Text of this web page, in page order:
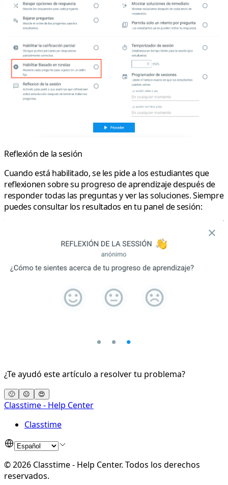
Reflexión de la sesión
Cuando está habilitado, se les pide a los estudiantes que
reflexionen sobre su progreso de aprendizaje después de
responder todas las preguntas y ver las soluciones. Siempre
puedes consultar los resultados en tu panel de sesión:
¿Te ayudó este artículo a resolver tu problema?
🙁 😐 😍
Classtime - Help Center
Classtime
©2026 Classtime - Help Center. Todos los derechos
reservados.